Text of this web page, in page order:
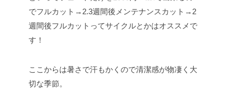
でフルカット→2.3週間後メンテナンスカット→2
週間後フルカットってサイクルとかはオススメで
す！
ここからは暑さで汗もかくので清潔感が物凄く大
切な季節。